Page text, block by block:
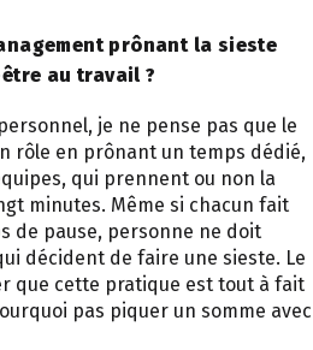
prônant la sieste
au travail ?
je ne pense pas que le
rôle en prônant un temps dédié,
qui prennent ou non la
minutes. Même si chacun fait
de pause, personne ne doit
décident de faire une sieste. Le
que cette pratique est tout à fait
pas piquer un somme avec